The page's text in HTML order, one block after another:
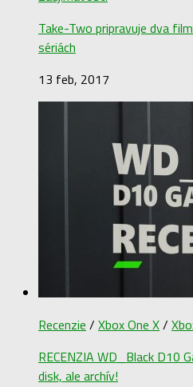
Take-Two pripravuje dva
sériách
13 feb, 2017
Recenzie / Xbox One X/
RECENZIA WD_Black D10
disk, ale archív!